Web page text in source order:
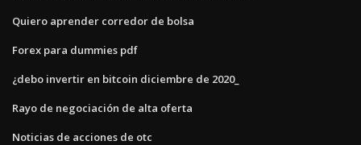
Quiero aprender corredor de bolsa
Forex para dummies pdf
¿debo invertir en bitcoin diciembre de 2020_
Rayo de negociación de alta oferta
Noticias de acciones de otc